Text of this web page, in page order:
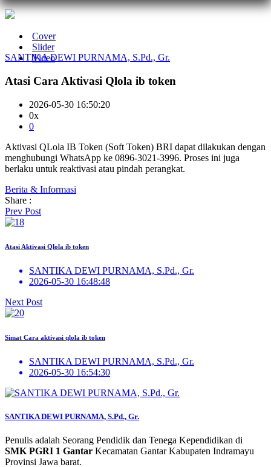
Cover
Slider
Video
SANTIKA DEWI PURNAMA, S.Pd., Gr.
Atasi Cara Aktivasi Qlola ib token
2026-05-30 16:50:20
0x
0
Aktivasi QLola IB Token (Soft Token) BRI dapat dilakukan dengan
menghubungi WhatsApp ke 0896-3021-3996. Proses ini juga
berlaku untuk reaktivasi atau pindah perangkat.
Berita & Informasi
Share :
Prev Post
Atasi Aktivasi Qlola ib token
SANTIKA DEWI PURNAMA, S.Pd., Gr.
2026-05-30 16:48:48
Next Post
Simat Cara aktivasi qlola ib token
SANTIKA DEWI PURNAMA, S.Pd., Gr.
2026-05-30 16:54:30
SANTIKA DEWI PURNAMA, S.Pd., Gr.
Penulis adalah Seorang Pendidik dan Tenega Kependidikan di
SMK PGRI 1 Gantar Kecamatan Gantar Kabupaten Indramayu
Provinsi Jawa barat.